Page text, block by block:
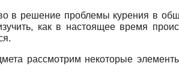
в решение проблемы курения в
как в настоящее время
рассмотрим некоторые